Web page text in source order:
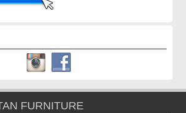
FURNITURE